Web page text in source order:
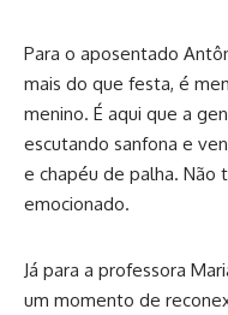
Para o aposentado
mais do que festa, é
menino. É aqui que a
escutando sanfona e
e chapéu de palha. Não
emocionado.
Já para a professora
um momento de